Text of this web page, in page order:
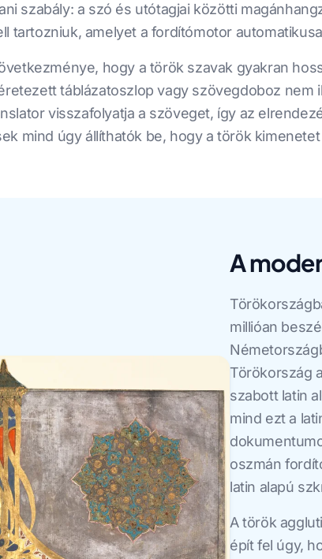
szabály: a szó és utótagjai közötti
tartozniuk, amelyet a fordítómotor
hogy a török szavak gyakran
táblázatoszlop vagy szövegdoboz
visszafolyatja a szöveget, így az
mind úgy állíthatók be, hogy a török
A
millióan
Törökország
szabott latin
mind ezt a
oszmán
latin alapú
A török
épít fel úgy,